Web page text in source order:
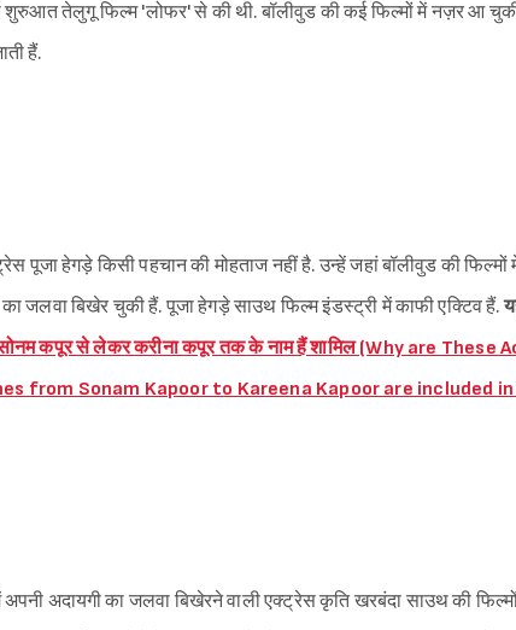
शुरुआत तेलुगू फिल्म 'लोफर' से की थी. बॉलीवुड की कई फिल्मों में नज़र आ चुकीं
हैं.
हेगड़े किसी पहचान की मोहताज नहीं है. उन्हें जहां बॉलीवुड की फिल्मों
का जलवा बिखेर चुकी हैं. पूजा हेगड़े साउथ फिल्म इंडस्ट्री में काफी एक्टिव हैं.
सोनम कपूर से लेकर करीना कपूर तक के नाम हैं शामिल (Why are
from Sonam Kapoor to Kareena Kapoor are included
अदायगी का जलवा बिखेरने वाली एक्ट्रेस कृति खरबंदा साउथ की